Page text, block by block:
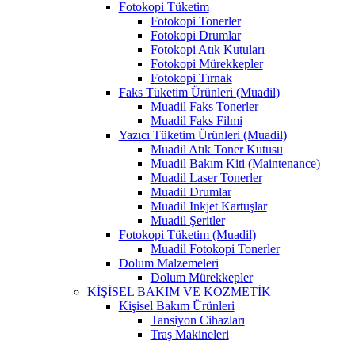
Fotokopi Tüketim
Fotokopi Tonerler
Fotokopi Drumlar
Fotokopi Atık Kutuları
Fotokopi Mürekkepler
Fotokopi Tırnak
Faks Tüketim Ürünleri (Muadil)
Muadil Faks Tonerler
Muadil Faks Filmi
Yazıcı Tüketim Ürünleri (Muadil)
Muadil Atık Toner Kutusu
Muadil Bakım Kiti (Maintenance)
Muadil Laser Tonerler
Muadil Drumlar
Muadil Inkjet Kartuşlar
Muadil Şeritler
Fotokopi Tüketim (Muadil)
Muadil Fotokopi Tonerler
Dolum Malzemeleri
Dolum Mürekkepler
KİŞİSEL BAKIM VE KOZMETİK
Kişisel Bakım Ürünleri
Tansiyon Cihazları
Traş Makineleri